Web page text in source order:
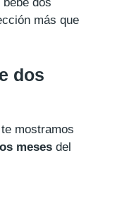
más que
dos
mostramos
meses del